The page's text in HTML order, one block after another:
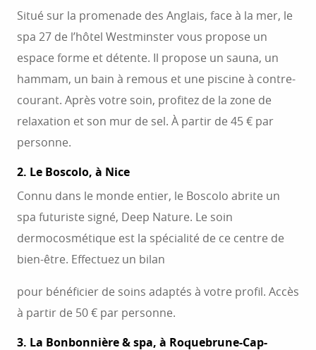
Situé sur la promenade des Anglais, face à la mer, le
spa 27 de l’hôtel Westminster vous propose un
espace forme et détente. Il propose un sauna, un
hammam, un bain à remous et une piscine à contre-
courant. Après votre soin, profitez de la zone de
relaxation et son mur de sel. À partir de 45 € par
personne.
2. Le Boscolo, à Nice
Connu dans le monde entier, le Boscolo abrite un
spa futuriste signé, Deep Nature. Le soin
dermocosmétique est la spécialité de ce centre de
bien-être. Effectuez un bilan
pour bénéficier de soins adaptés à votre profil. Accès
à partir de 50 € par personne.
3. La Bonbonnière & spa, à Roquebrune-Cap-